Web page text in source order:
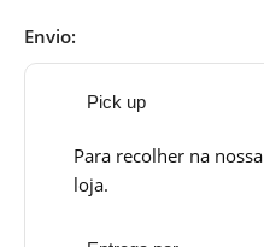
Envio:
Pick up
Para recolher na nossa
loja.